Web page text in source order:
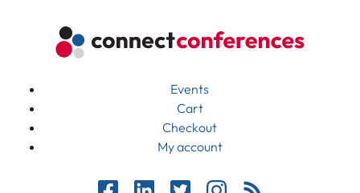
Events
Cart
Checkout
My account